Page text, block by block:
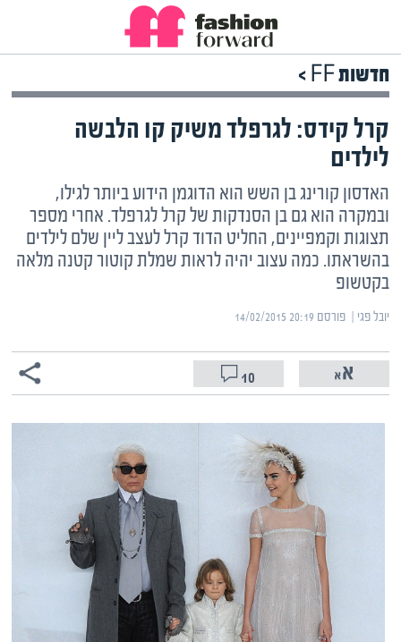
חדשות FF >
קרל קידס: לגרפלד משיק קו הלבשה
לילדים
האדסון קורינג בן השש הוא הדוגמן הידוע ביותר לגילו,
ובמקרה הוא גם בן הסנדקות של קרל לגרפלד. אחרי מספר
תצוגות וקמפיינים, החליט הדוד קרל לעצב ליין שלם לילדים
בהשראתו. כמה עצוב יהיה לראות שמלת קוטור קטנה מלאה
בקטשופ
יובל פגי | ‏פורסם ‎14/02/2015 20:19
10